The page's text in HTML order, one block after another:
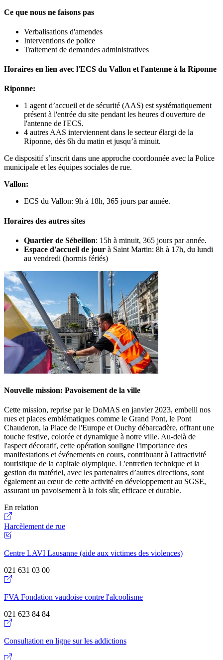
Ce que nous ne faisons pas
Verbalisations d'amendes
Interventions de police
Traitement de demandes administratives
Horaires en lien avec l'ECS du Vallon et l'antenne à la Riponne
Riponne:
1 agent d’accueil et de sécurité (AAS) est systématiquement
présent à l'entrée du site pendant les heures d'ouverture de
l'antenne de l'ECS.
4 autres AAS interviennent dans le secteur élargi de la
Riponne, dès 6h du matin et jusqu’à minuit.
Ce dispositif s’inscrit dans une approche coordonnée avec la Police
municipale et les équipes sociales de rue.
Vallon:
ECS du Vallon: 9h à 18h, 365 jours par année.
Horaires des autres sites
Quartier de Sébeillon: 15h à minuit, 365 jours par année.
Espace d'accueil de jour à Saint Martin: 8h à 17h, du lundi
au vendredi (hormis fériés)
Nouvelle mission: Pavoisement de la ville
Cette mission, reprise par le DoMAS en janvier 2023, embelli nos
rues et places emblématiques comme le Grand Pont, le Pont
Chauderon, la Place de l'Europe et Ouchy débarcadère, offrant une
touche festive, colorée et dynamique à notre ville. Au-delà de
l'aspect décoratif, cette opération souligne l'importance des
manifestations et événements en cours, contribuant à l'attractivité
touristique de la capitale olympique. L'entretien technique et la
gestion du matériel, avec les partenaires d’autres directions, sont
également au cœur de cette activité en développement au SGSE,
assurant un pavoisement à la fois sûr, efficace et durable.
En relation
Harcèlement de rue
Centre LAVI Lausanne (aide aux victimes des violences)
021 631 03 00
FVA Fondation vaudoise contre l'alcoolisme
021 623 84 84
Consultation en ligne sur les addictions